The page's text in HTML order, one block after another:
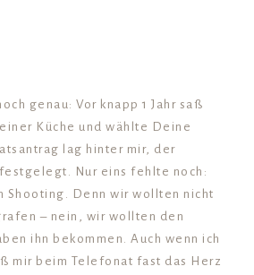
genau: Vor knapp 1 Jahr saß
Küche und wählte Deine
lag hinter mir, der
Nur eins fehlte noch:
Shooting. Denn wir wollten nicht
– nein, wir wollten den
ihn bekommen. Auch wenn ich
mir beim Telefonat fast das Herz